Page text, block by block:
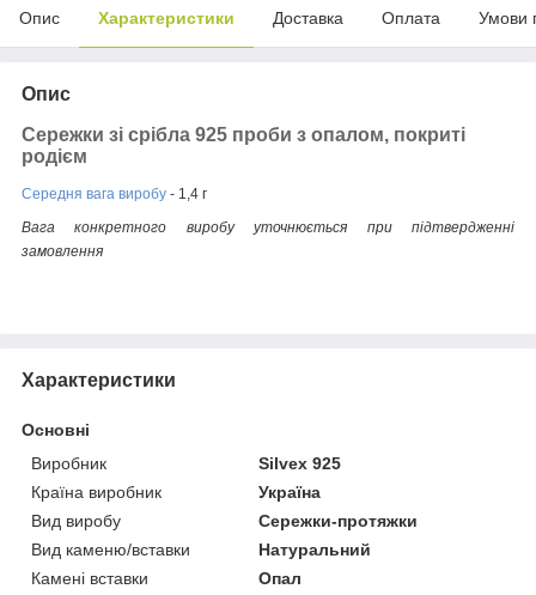
Опис Характеристики Доставка Оплата Умови
Опис
Сережки зі срібла 925 проби з опалом, покриті
родієм
Середня вага виробу - 1,4 г
Вага конкретного виробу уточнюється при підтвердженні
замовлення
Характеристики
Основні
Виробник
Silvex 925
Країна виробник
Україна
Вид виробу
Сережки-протяжки
Вид каменю/вставки
Натуральний
Камені вставки
Опал